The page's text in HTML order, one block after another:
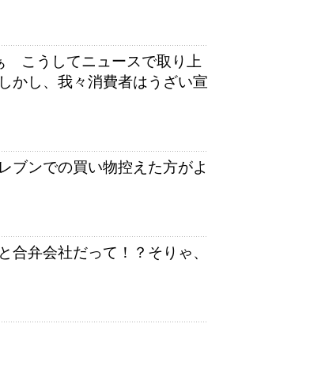
こうしてニュースで取り上
かし、我々消費者はうざい宣
ブンでの買い物控えた方がよ
合弁会社だって！？そりゃ、